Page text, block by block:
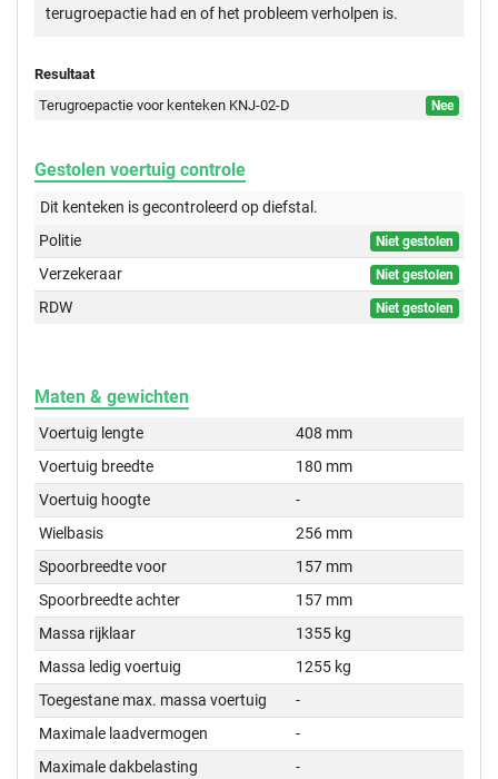
terugroepactie had en of het probleem verholpen is.
Resultaat
Terugroepactie voor kenteken KNJ-02-D
Nee
Gestolen voertuig controle
Dit kenteken is gecontroleerd opdiefstal.
Politie
Niet gestolen
Verzekeraar Niet gestolen
RDW Niet gestolen
Maten & gewichten
Voertuig lengte
408 mm
Voertuig breedte
180 mm
Voertuig hoogte
-
Wielbasis
256 mm
Spoorbreedte voor
157 mm
Spoorbreedte achter
157 mm
Massa rijklaar
1355 kg
Massa ledig voertuig
1255 kg
Toegestane max. massa voertuig
-
Maximale laadvermogen
-
Maximale dakbelasting
-